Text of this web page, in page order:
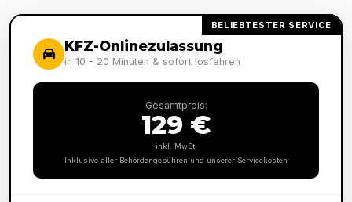
BELIEBTESTER SERVICE
KFZ-Onlinezulassung
in 10 - 20 Minuten & sofort losfahren
Gesamtpreis:
129 €
inkl. MwSt.
Inklusive aller Behördengebühren und unserer Servicekosten